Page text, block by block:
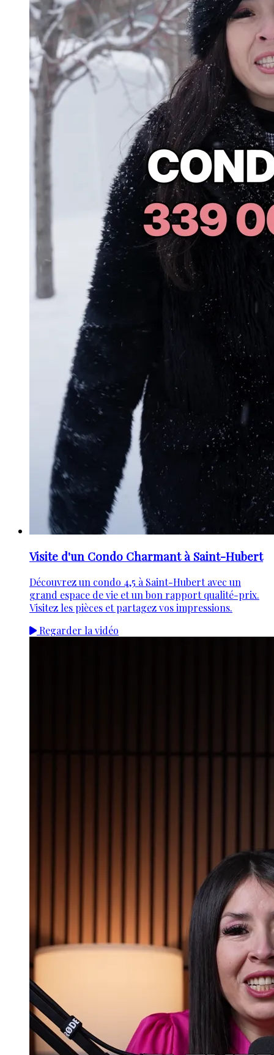
Visite d'un Condo Charmant à Saint-Hubert
Découvrez un condo 4,5 à Saint-Hubert avec un
grand espace de vie et un bon rapport qualité-prix.
Visitez les pièces et partagez vos impressions.
Regarder la vidéo